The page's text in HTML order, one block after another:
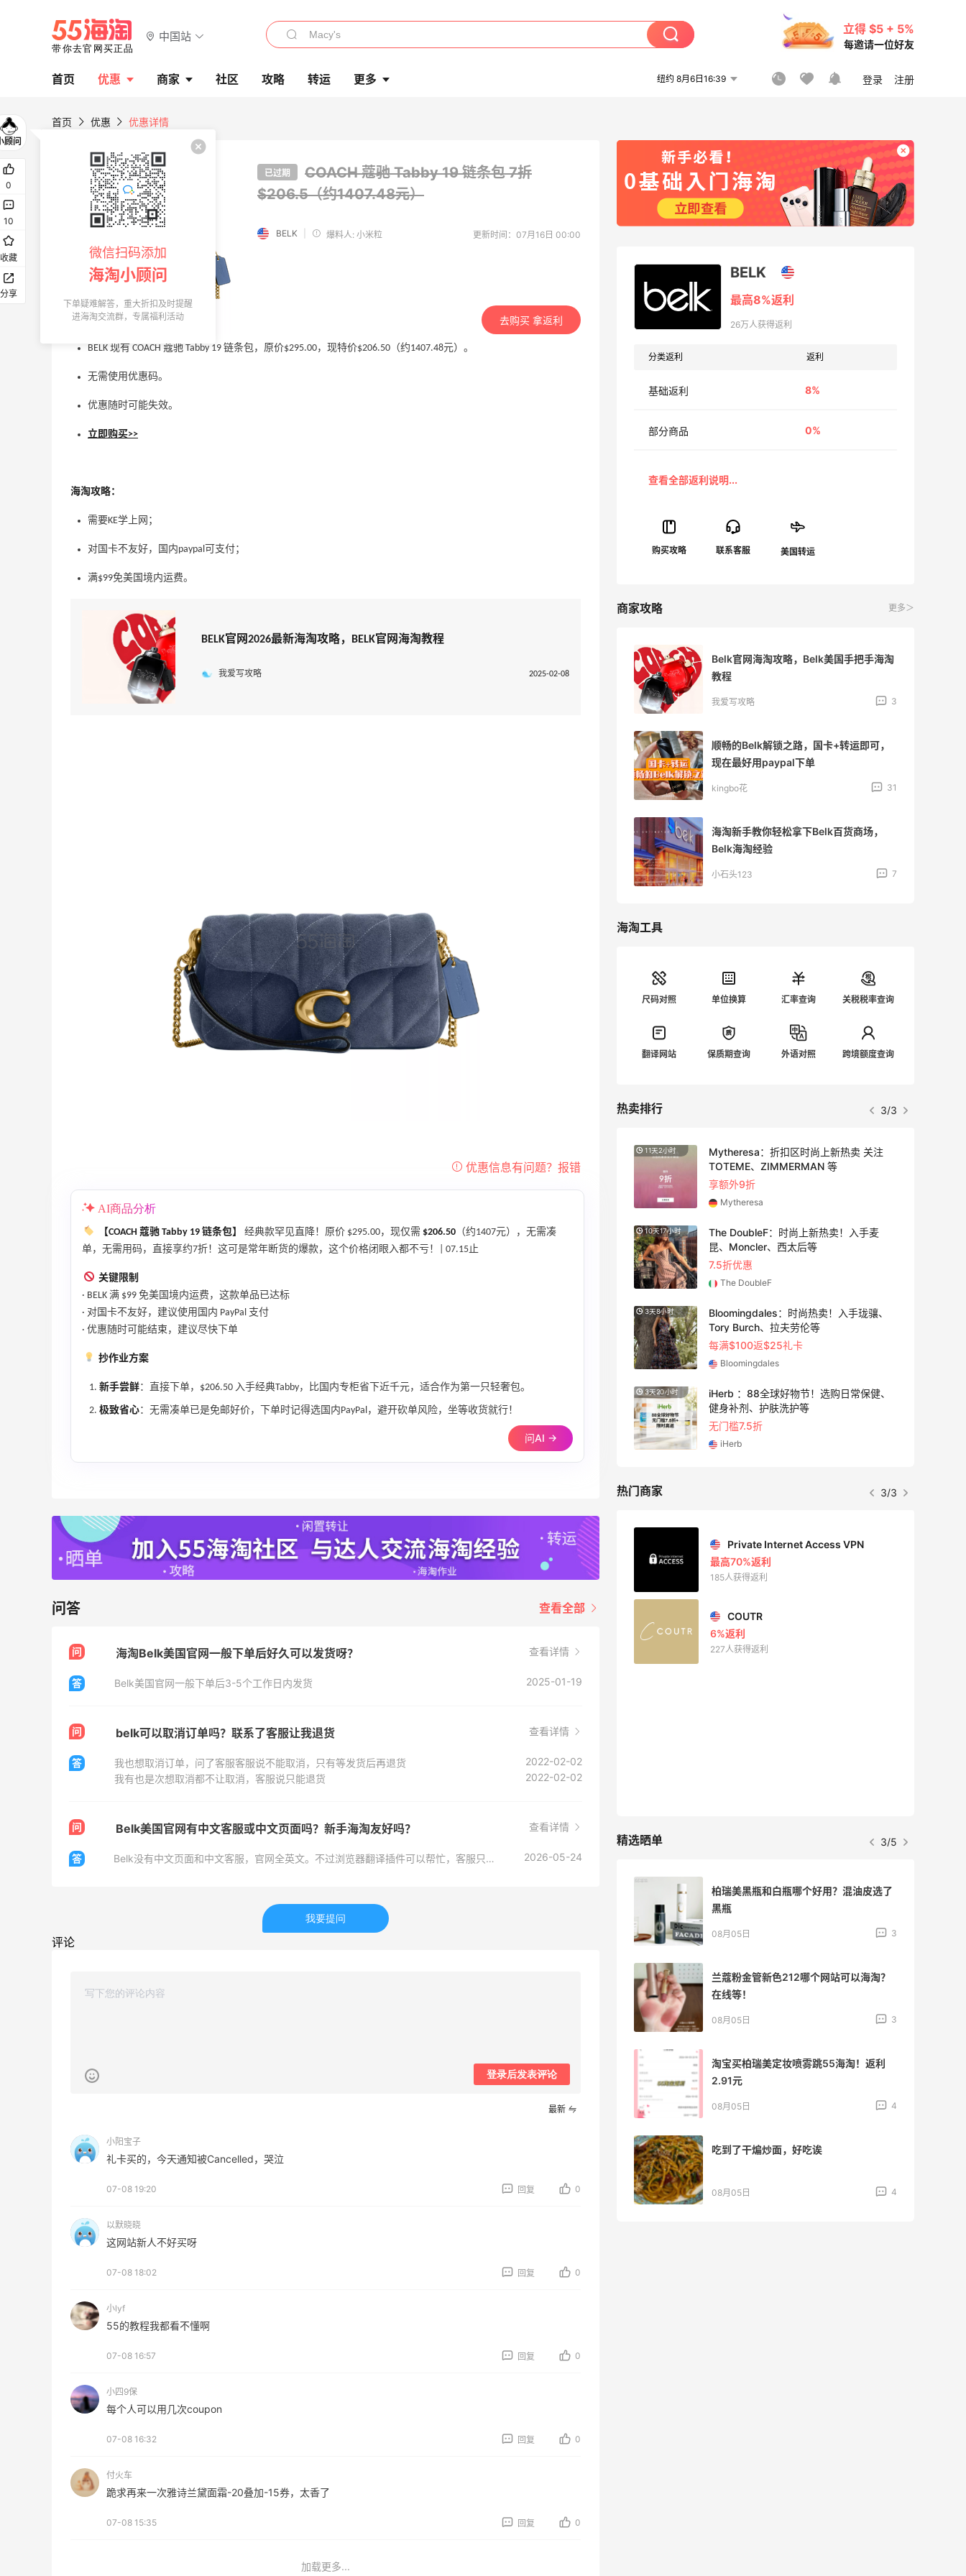
中国站
立得 $5 + 5%
每邀请一位好友
首页 优惠 商家 社区 攻略 转运 更多 纽约 8月6日16:39 登录 注册
首页 优惠 优惠详情
已过期 COACH 蔻驰 Tabby 19 链条包7折
$206.5（约1407.48元）
BELK 爆料人: 小米粒 更新时间：07月16日 00:00
去购买 拿返利
BELK 现有 COACH 蔻驰 Tabby 19 链条包，原价$295.00，现特价$206.50（约1407.48元）。
无需使用优惠码。
优惠随时可能失效。
立即购买>>
海淘攻略：
需要KE学上网；
对国卡不友好，国内paypal可支付；
满$99免美国境内运费。
BELK官网2026最新海淘攻略，BELK官网海淘教程
我爱写攻略 2025-02-08
AI商品分析
【COACH 蔻驰 Tabby 19 链条包】 经典款罕见直降！原价 $295.00，现仅需 $206.50 （约1407元），无需凑
单，无需用码，直接享约7折！这可是常年断货的爆款，这个价格闭眼入都不亏！| 07.15止
关键限制
· BELK 满 $99 免美国境内运费，这款单品已达标
· 对国卡不友好，建议使用国内 PayPal 支付
· 优惠随时可能结束，建议尽快下单
抄作业方案
新手尝鲜：直接下单，$206.50 入手经典Tabby，比国内专柜省下近千元，适合作为第一只轻奢包。
极致省心：无需凑单已是免邮好价，下单时记得选国内PayPal，避开砍单风险，坐等收货就行！
问AI →
问答 查看全部
问 海淘Belk美国官网一般下单后好久可以发货呀？ 查看详情
答 Belk美国官网一般下单后3-5个工作日内发货 2025-01-19
问 belk可以取消订单吗？联系了客服让我退货 查看详情
答 我也想取消订单，问了客服客服说不能取消，只有等发货后再退货
2022-02-02
我有也是次想取消都不让取消，客服说只能退货
2022-02-02
问 Belk美国官网有中文客服或中文页面吗？新手海淘友好吗？ 查看详情
答 Belk没有中文页面和中文客服，官网全英文。不过浏览器翻译插件可以帮忙，客服只能英文邮件或电话联系。新手建议先看海淘攻略，支付用Paypal成功率稍高些。 2026-05-24
我要提问
评论
登录后发表评论
最新
小阳宝子
礼卡买的，今天通知被Cancelled，哭泣
07-08 19:20 回复 0
以默晓晓
这网站新人不好买呀
07-08 18:02 回复 0
小lyf
55的教程我都看不懂啊
07-08 16:57 回复 0
小四9保
每个人可以用几次coupon
07-08 16:32 回复 0
付火车
跪求再来一次雅诗兰黛面霜-20叠加-15券，太香了
07-08 15:35 回复 0
加载更多...
BELK
最高8%返利
26万人获得返利
分类返利 返利
基础返利 8%
部分商品 0%
美国转运
商家攻略 更多＞
Belk官网海淘攻略，Belk美国手把手海淘
教程
我爱写攻略 3
顺畅的Belk解锁之路，国卡+转运即可，
现在最好用paypal下单
kingbo花 31
海淘新手教你轻松拿下Belk百货商场，
Belk海淘经验
小石头123 7
海淘工具
尺码对照 单位换算 汇率查询 关税税率查询
翻译网站 保质期查询 外语对照 跨境额度查询
热卖排行 3/3
adidas HK
【55专享】Bobbi Brown 美网：美妆礼
遇！满$150立省$50
Bobbi Brown
2天20小时
Diesel Europe：折扣区上新热卖！入手包
袋、服饰、鞋履等
Diesel Europe
3天20小时
【55专享】Base Blu：时尚上新热卖 关注
PRADA、LOEWE、加拿大鹅等
4天20小时
LN-CC：限时大促！入手 Ganni、Acne、
西太后等
11天2小时
Mytheresa：折扣区时尚上新热卖 关注
TOTEME、ZIMMERMAN 等
享额外9折
Mytheresa
10天17小时
The DoubleF：时尚上新热卖！入手麦
昆、Moncler、西太后等
7.5折优惠
The DoubleF
3天8小时
Bloomingdales：时尚热卖！入手珑骧、
Tory Burch、拉夫劳伦等
每满$100返$25礼卡
Bloomingdales
3天20小时
iHerb ：88全球好物节！选购日常保健、
健身补剂、护肤洗护等
无门槛7.5折
iHerb
热门商家 3/3
Mac Duggal
最高2%返利
6011人成功下单
54人获得返利
Eileen Fisher
Matte Collection
最高3%返利
ERGO Baby
4%返利
62人获得返利
Private Internet Access VPN
最高70%返利
185人获得返利
COUTR
6%返利
227人获得返利
精选晒单 3/5
1
么时候开始？
户外运动防-晒｜蜜丝婷开挂摇摇乐实测
🏃
08月06日
FWRD美网2026黑五海淘活动什么时候
柏瑞美黑瓶和白瓶哪个好用？混油皮选了
黑瓶
08月05日 3
兰蔻粉金管新色212哪个网站可以海淘？
在线等！
08月05日 3
淘宝买柏瑞美定妆喷雾跳55海淘！返利
2.91元
08月05日 4
吃到了干煸炒面，好吃诶
08月05日 4
0
10
收藏
分享
微信扫码添加
海淘小顾问
下单疑难解答，重大折扣及时提醒
进海淘交流群，专属福利活动